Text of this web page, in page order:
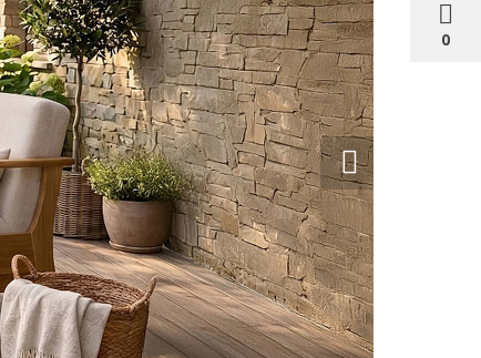
0